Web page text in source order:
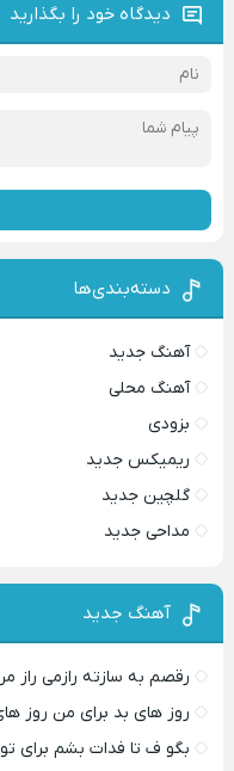
دیدگاه خود را بگذارید
دسته‌بندی‌ها
آهنگ جدید
آهنگ محلی
بزودی
ریمیکس جدید
گلچین جدید
مداحی جدید
آهنگ جدید
رقصم به سازته رازمی راز
روز های بد برای من روز
بگو ف تا فدات بشم برای